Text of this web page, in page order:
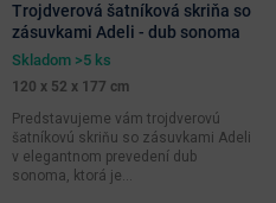
Trojdverová šatníková skriňa so
zásuvkami Adeli - dub sonoma
Skladom >5 ks
120 x 52 x 177 cm
Predstavujeme vám trojdverovú
šatníkovú skriňu so zásuvkami Adeli
v elegantnom prevedení dub
sonoma, ktorá je...